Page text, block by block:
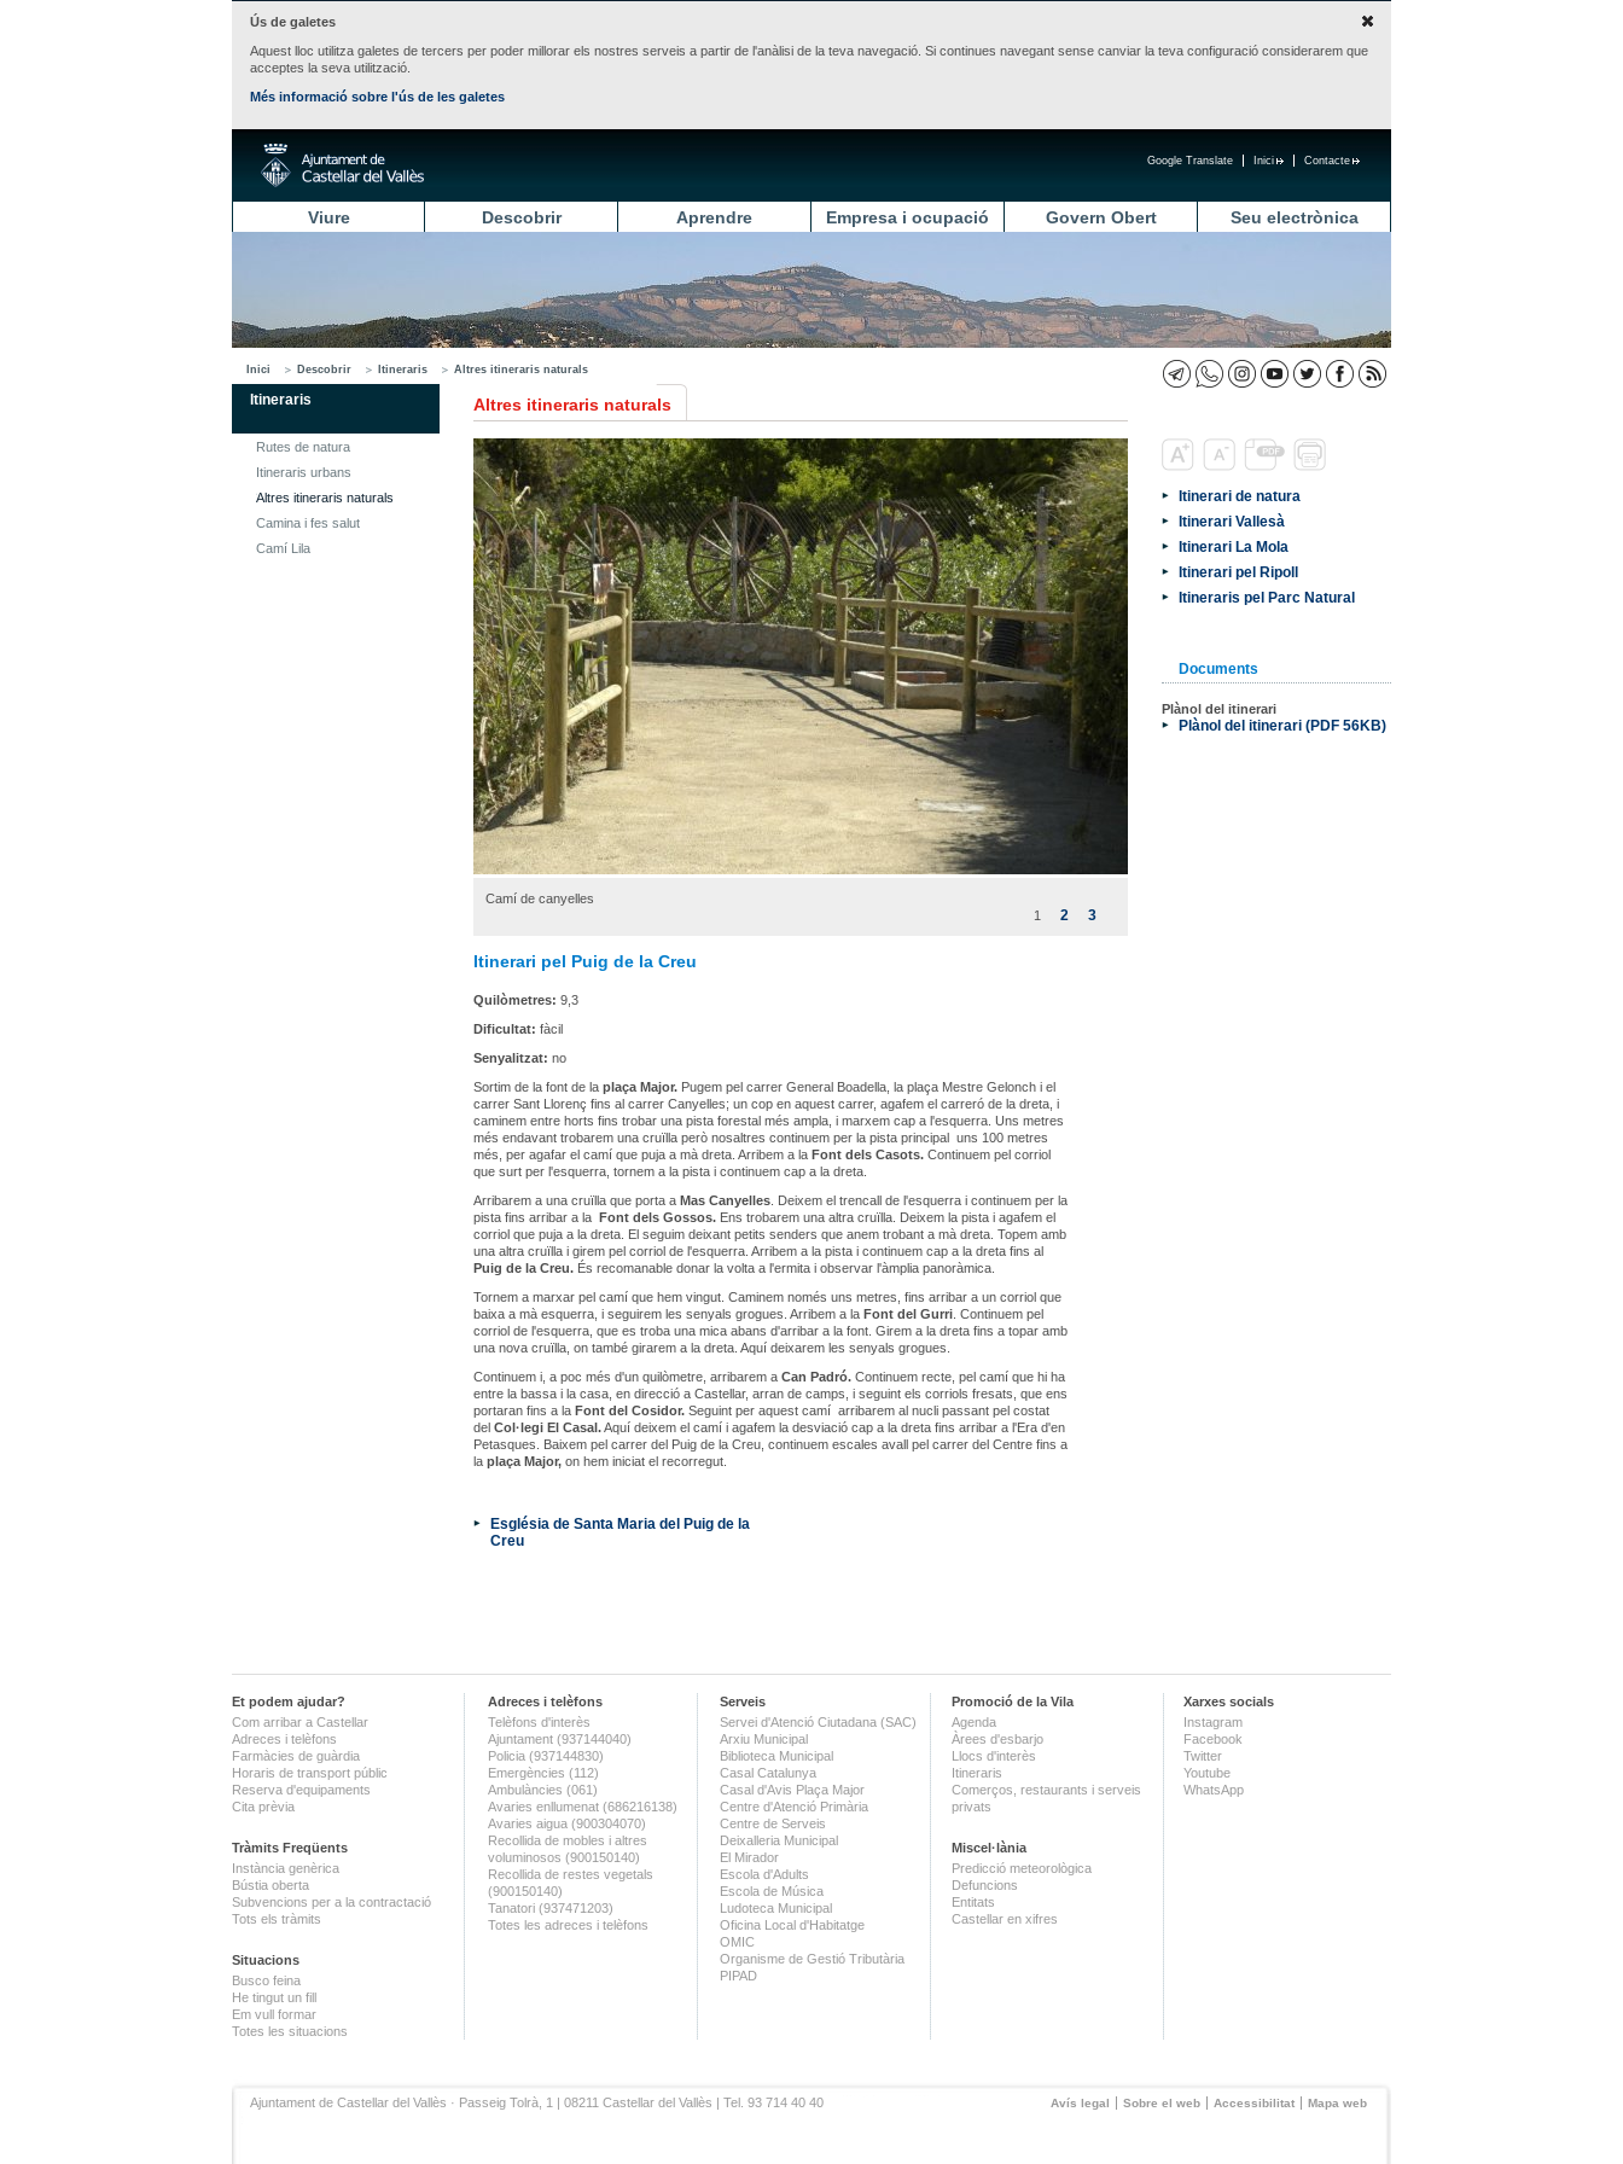
Ús de galetes
Aquest lloc utilitza galetes de tercers per poder millorar els nostres serveis a partir de l'anàlisi de la teva navegació. Si continues navegant sense canviar la teva configuració considerarem que
acceptes la seva utilització.
Més informació sobre l'ús de les galetes
Contacte
Inici
Google Translate
Viure Descobrir Aprendre Empresa i ocupació Govern Obert Seu electrònica
Inici Descobrir Itineraris Altres itineraris naturals
Itineraris
Rutes de natura
Itineraris urbans
Altres itineraris naturals
Camina i fes salut
Camí Lila
Altres itineraris naturals
Camí de canyelles
1
2 3
Itinerari pel Puig de la Creu
Quilòmetres: 9,3
Dificultat: fàcil
Senyalitzat: no
Sortim de la font de la plaça Major. Pugem pel carrer General Boadella, la plaça Mestre Gelonch i el
carrer Sant Llorenç fins al carrer Canyelles; un cop en aquest carrer, agafem el carreró de la dreta, i
caminem entre horts fins trobar una pista forestal més ampla, i marxem cap a l'esquerra. Uns metres
més endavant trobarem una cruïlla però nosaltres continuem per la pista principal uns 100 metres
més, per agafar el camí que puja a mà dreta. Arribem a la Font dels Casots. Continuem pel corriol
que surt per l'esquerra, tornem a la pista i continuem cap a la dreta.
Arribarem a una cruïlla que porta a Mas Canyelles . Deixem el trencall de l'esquerra i continuem per la
pista fins arribar a la Font dels Gossos. Ens trobarem una altra cruïlla. Deixem la pista i agafem el
corriol que puja a la dreta. El seguim deixant petits senders que anem trobant a mà dreta. Topem amb
una altra cruïlla i girem pel corriol de l'esquerra. Arribem a la pista i continuem cap a la dreta fins al
Puig de la Creu. És recomanable donar la volta a l'ermita i observar l'àmplia panoràmica.
Tornem a marxar pel camí que hem vingut. Caminem només uns metres, fins arribar a un corriol que
baixa a mà esquerra, i seguirem les senyals grogues. Arribem a la Font del Gurri . Continuem pel
corriol de l'esquerra, que es troba una mica abans d'arribar a la font. Girem a la dreta fins a topar amb
una nova cruïlla, on també girarem a la dreta. Aquí deixarem les senyals grogues.
Continuem i, a poc més d'un quilòmetre, arribarem a Can Padró. Continuem recte, pel camí que hi ha
entre la bassa i la casa, en direcció a Castellar, arran de camps, i seguint els corriols fresats, que ens
portaran fins a la Font del Cosidor. Seguint per aquest camí arribarem al nucli passant pel costat
del Col·legi El Casal.Aquí deixem el camí i agafem la desviació cap a la dreta fins arribar a l'Era d'en
Petasques. Baixem pel carrer del Puig de la Creu, continuem escales avall pel carrer del Centre fins a
la plaça Major, on hem iniciat el recorregut.
Església de Santa Maria del Puig de la
Creu
Itinerari de natura
Itinerari Vallesà
Itinerari La Mola
Itinerari pel Ripoll
Itineraris pel Parc Natural
Documents
Plànol del itinerari
Plànol del itinerari (PDF 56KB)
Et podem ajudar?
Com arribar a Castellar
Adreces i telèfons
Farmàcies de guàrdia
Horaris de transport públic
Reserva d'equipaments
Cita prèvia
Tràmits Freqüents
Instància genèrica
Bústia oberta
Subvencions per a la contractació
Tots els tràmits
Situacions
Busco feina
He tingut un fill
Em vull formar
Totes les situacions
Adreces i telèfons
Telèfons d'interès
Ajuntament (937144040)
Policia (937144830)
Emergències (112)
Ambulàncies (061)
Avaries enllumenat (686216138)
Avaries aigua (900304070)
Recollida de mobles i altres
voluminosos (900150140)
Recollida de restes vegetals
(900150140)
Tanatori (937471203)
Totes les adreces i telèfons
Serveis
Servei d'Atenció Ciutadana (SAC)
Arxiu Municipal
Biblioteca Municipal
Casal Catalunya
Casal d'Avis Plaça Major
Centre d'Atenció Primària
Centre de Serveis
Deixalleria Municipal
El Mirador
Escola d'Adults
Escola de Música
Ludoteca Municipal
Oficina Local d'Habitatge
OMIC
Organisme de Gestió Tributària
PIPAD
Promoció de la Vila
Agenda
Àrees d'esbarjo
Llocs d'interès
Itineraris
Comerços, restaurants i serveis
privats
Miscel·lània
Predicció meteorològica
Defuncions
Entitats
Castellar en xifres
Xarxes socials
Instagram
Facebook
Twitter
Youtube
WhatsApp
Avís legal Sobre el web Accessibilitat Mapa web
Ajuntament de Castellar del Vallès · Passeig Tolrà, 1 | 08211 Castellar del Vallès | Tel. 93 714 40 40